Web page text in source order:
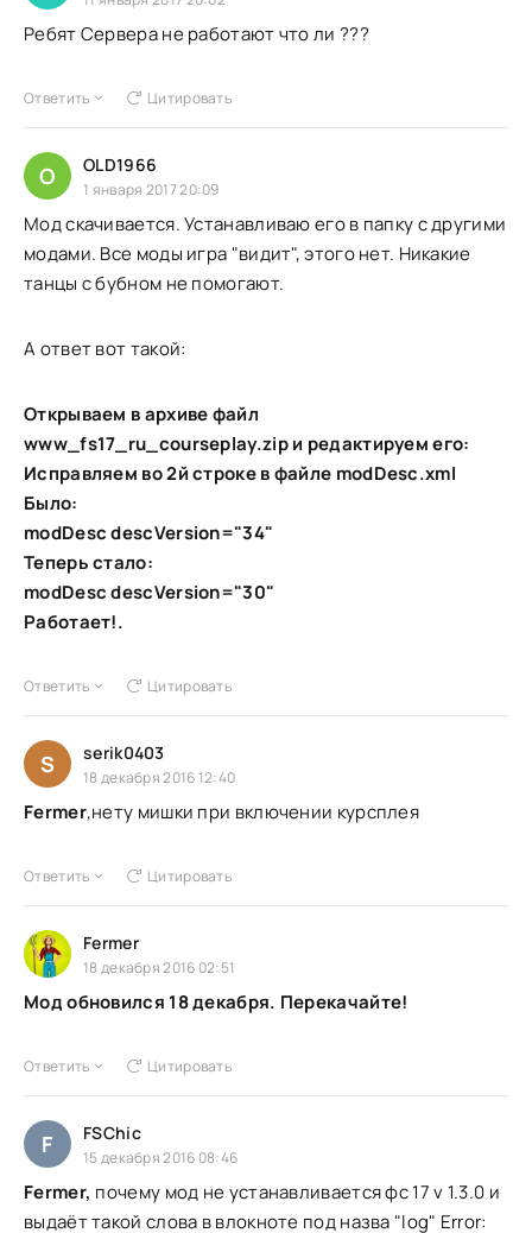
Ребят Сервера не работают что ли ???
Ответить Цитировать
O OLD1966
1 января 2017 20:09
Мод скачивается. Устанавливаю его в папку с другими
модами. Все моды игра "видит", этого нет. Никакие
танцы с бубном не помогают.
А ответ вот такой:
Открываем в архиве файл
www_fs17_ru_courseplay.zip и редактируем его:
Исправляем во 2й строке в файле modDesc.xml
Было:
modDesc descVersion="34"
Теперь стало:
modDesc descVersion="30"
Работает!.
Ответить Цитировать
S serik0403
18 декабря 2016 12:40
Fermer,нету мишки при включении курсплея
Ответить Цитировать
Fermer
18 декабря 2016 02:51
Мод обновился 18 декабря. Перекачайте!
Ответить Цитировать
F FSChic
15 декабря 2016 08:46
Fermer, почему мод не устанавливается фс 17 v 1.3.0 и
выдаёт такой слова в влокноте под назва "log" Error: